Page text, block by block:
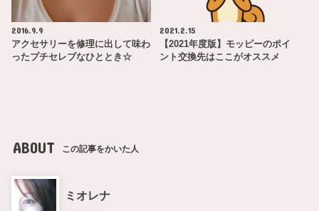
2016.9.9
アクセサリーを修理に出して味わ
ったプチセレブなひととき☆
2021.2.15
【2021年度版】モッピーのポイ
ント交換先はここがオススメ
ABOUT この記事をかいた人
ミオレナ